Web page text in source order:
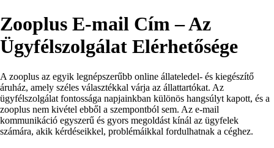
Zooplus E-mail Cím – Az
Ügyfélszolgálat Elérhetősége
A zooplus az egyik legnépszerűbb online állateledel- és kiegészítő
áruház, amely széles választékkal várja az állattartókat. Az
ügyfélszolgálat fontossága napjainkban különös hangsúlyt kapott, és a
zooplus nem kivétel ebből a szempontból sem. Az e-mail
kommunikáció egyszerű és gyors megoldást kínál az ügyfelek
számára, akik kérdéseikkel, problémáikkal fordulhatnak a céghez.